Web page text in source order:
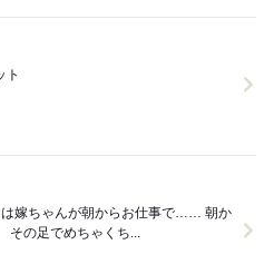
ト
は嫁ちゃんが朝からお仕事で…… 朝か
その足でめちゃくち...